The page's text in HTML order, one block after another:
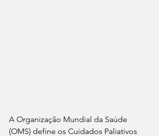
A Organização Mundial da Saúde
(OMS) define os Cuidados Paliativos